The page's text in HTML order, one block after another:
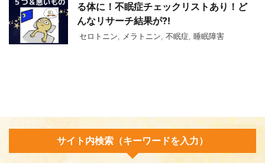
る体に！不眠症チェックリストあり！ど
んなリサーチ結果が⁈
セロトニン メラトニン 不眠症 睡眠障害
サイト内検索（キーワードを入力）